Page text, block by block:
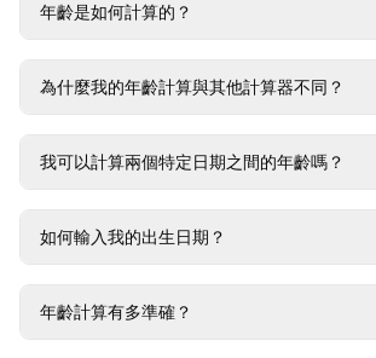
年齡是如何計算的？
為什麼我的年齡計算與其他計算器不同？
我可以計算兩個特定日期之間的年齡嗎？
如何輸入我的出生日期？
年齡計算有多準確？